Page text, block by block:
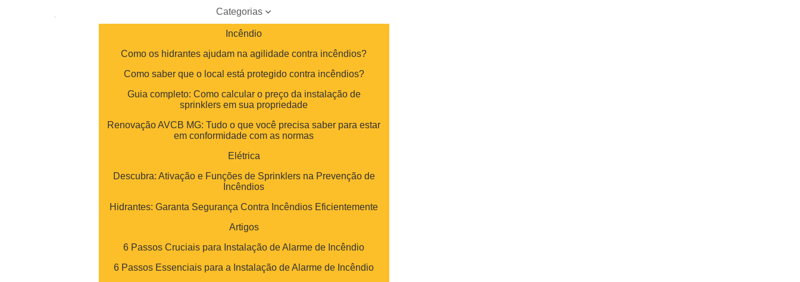
Categorias
Incêndio
Como os hidrantes ajudam na agilidade contra incêndios?
Como saber que o local está protegido contra incêndios?
Guia completo: Como calcular o preço da instalação de
sprinklers em sua propriedade
Renovação AVCB MG: Tudo o que você precisa saber para estar
em conformidade com as normas
Elétrica
Descubra: Ativação e Funções de Sprinklers na Prevenção de
Incêndios
Hidrantes: Garanta Segurança Contra Incêndios Eficientemente
Artigos
6 Passos Cruciais para Instalação de Alarme de Incêndio
6 Passos Essenciais para a Instalação de Alarme de Incêndio